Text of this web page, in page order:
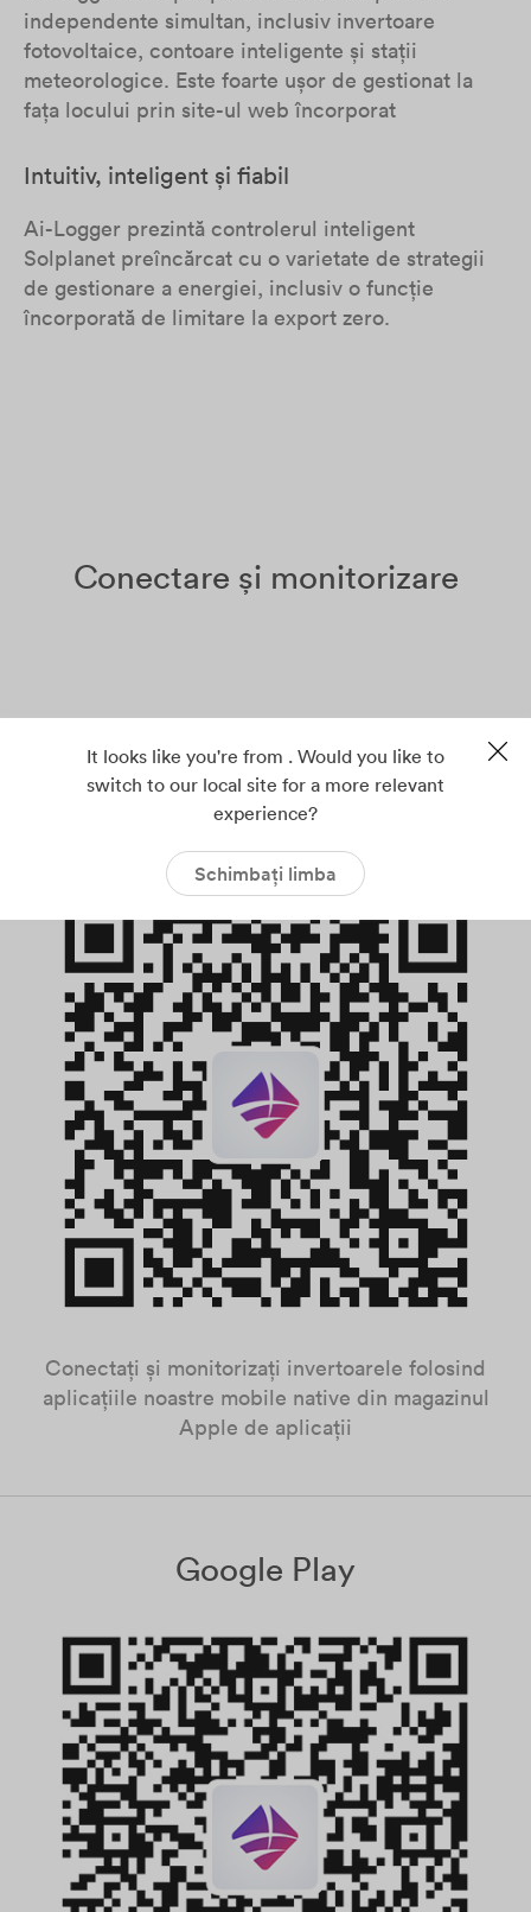
independente simultan, inclusiv invertoare
fotovoltaice, contoare inteligente și stații
meteorologice. Este foarte ușor de gestionat la
fața locului prin site-ul web încorporat
Intuitiv, inteligent și fiabil
Ai-Logger prezintă controlerul inteligent
Solplanet preîncărcat cu o varietate de strategii
de gestionare a energiei, inclusiv o funcție
încorporată de limitare la export zero.
Conectare și monitorizare
App Store
Conectați și monitorizați invertoarele folosind
aplicațiile noastre mobile native din magazinul
Apple de aplicații
Google Play
It looks like you're from . Would you like to
switch to our local site for a more relevant
experience?
Schimbați limba